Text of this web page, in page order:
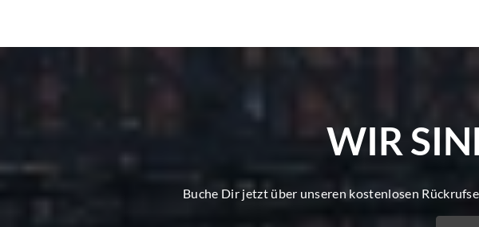
WIR
Buche Dir jetzt über unseren kostenlosen